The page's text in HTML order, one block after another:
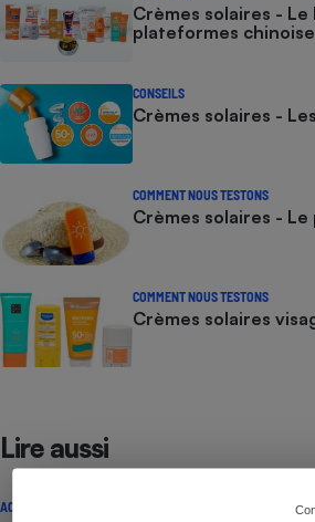
Crèmes solaires -
plateformes
CONSEILS
Crèmes solaires -
COMMENT NOUS TESTONS
Crèmes solaires -
COMMENT NOUS TESTONS
Crèmes solaires
Lire aussi
ACTUALITÉ